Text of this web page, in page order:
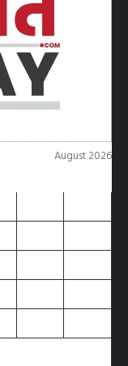
August 2026